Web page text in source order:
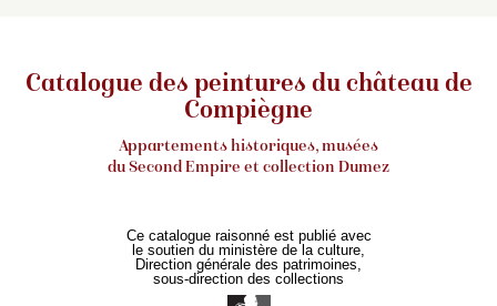
Catalogue des peintures du château de
Compiègne
Appartements historiques, musées
du Second Empire et collection Dumez
Ce catalogue raisonné est publié avec
le soutien du ministère de la culture,
Direction générale des patrimoines,
sous-direction des collections